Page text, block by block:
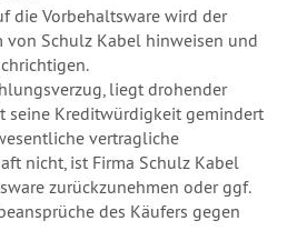
die Vorbehaltsware wird der
von Schulz Kabel hinweisen und
liegt drohender
seine Kreditwürdigkeit gemindert
vertragliche
nicht, ist Firma Schulz Kabel
zurückzunehmen oder ggf.
des Käufers gegen